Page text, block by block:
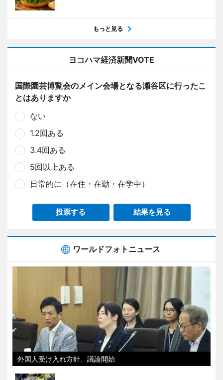
もっと見る
ヨコハマ経済新聞VOTE
国際園芸博覧会のメイン会場となる瀬谷区に行ったこ
とはありますか
ない
1.2回ある
3.4回ある
5回以上ある
日常的に（在住・在勤・在学中）
投票する 結果を見る
ワールドフォトニュース
外国人受け入れ方針、議論開始